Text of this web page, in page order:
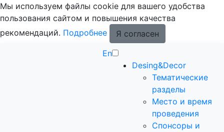
Мы используем файлы cookie для вашего удобства
пользования сайтом и повышения качества
рекомендаций. Подробнее
Я согласен
En
Desing&Decor
Тематические
разделы
Место и время
проведения
Спонсоры и